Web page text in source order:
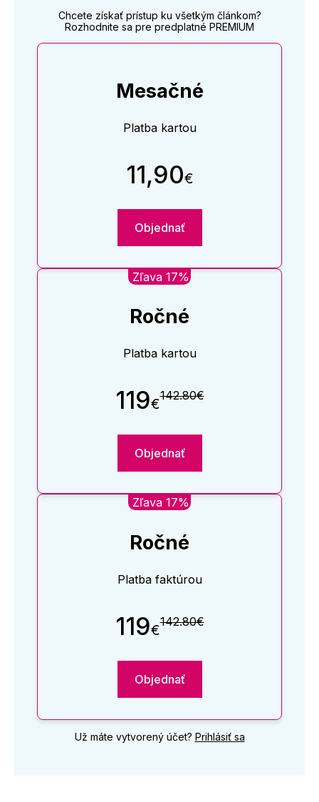
Chcete získať prístup ku všetkým článkom?
Rozhodnite sa pre predplatné PREMIUM
Mesačné
Platba kartou
11,90€
Objednať
Zľava 17%
Ročné
Platba kartou
119€142.80€
Objednať
Zľava 17%
Ročné
Platba faktúrou
119€142.80€
Objednať
Už máte vytvorený účet? Prihlásiť sa